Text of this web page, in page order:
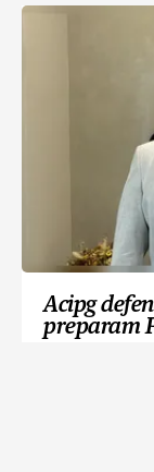
Acipg
preparam